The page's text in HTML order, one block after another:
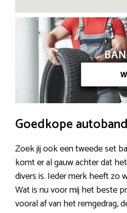
Goedkope
Zoek jij ook een tweede set
komt er al gauw achter dat
divers is. Ieder merk heeft zo
Wat is nu voor mij het beste
vooral af van het remgedrag,